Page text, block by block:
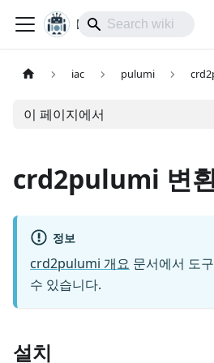
lol-IoT
iac pulumi
이 페이지에서
crd2pulumi 변
정보
crd2pulumi 개요 문서에서 도
수 있습니다.
설치